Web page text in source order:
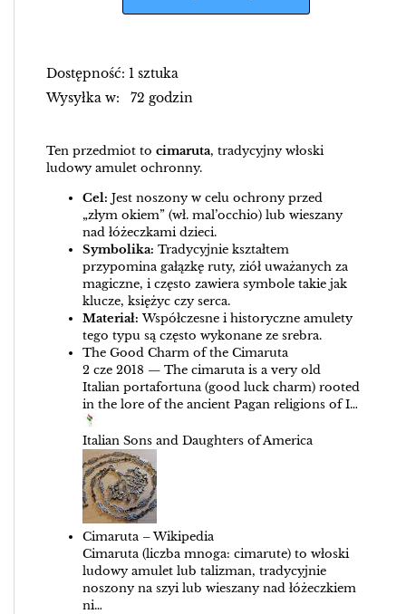
Dostępność: 1 sztuka
Wysyłka w: 72 godzin
Ten przedmiot to cimaruta, tradycyjny włoski
ludowy amulet ochronny.
Cel: Jest noszony w celu ochrony przed
„złym okiem” (wł. mal’occhio) lub wieszany
nad łóżeczkami dzieci.
Symbolika: Tradycyjnie kształtem
przypomina gałązkę ruty, ziół uważanych za
magiczne, i często zawiera symbole takie jak
klucze, księżyc czy serca.
Materiał: Współczesne i historyczne amulety
tego typu są często wykonane ze srebra.
The Good Charm of the Cimaruta
2 cze 2018 — The cimaruta is a very old
Italian portafortuna (good luck charm) rooted
in the lore of the ancient Pagan religions of I…
Italian Sons and Daughters of America
Cimaruta – Wikipedia
Cimaruta (liczba mnoga: cimarute) to włoski
ludowy amulet lub talizman, tradycyjnie
noszony na szyi lub wieszany nad łóżeczkiem
ni…